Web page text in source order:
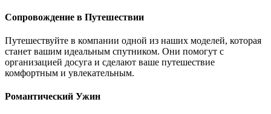
Сопровождение в Путешествии
Путешествуйте в компании одной из наших моделей, которая
станет вашим идеальным спутником. Они помогут с
организацией досуга и сделают ваше путешествие
комфортным и увлекательным.
Романтический Ужин